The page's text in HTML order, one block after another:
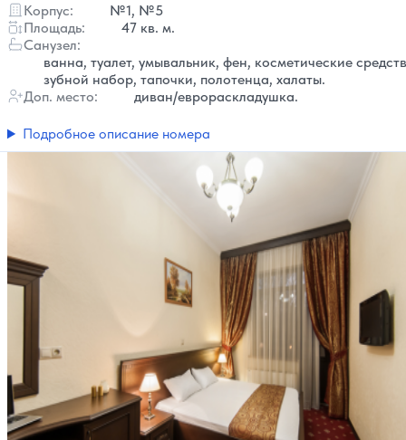
Корпус:
№1, №5
Площадь:
47 кв. м.
Санузел:
ванна, туалет, умывальник, фен, косметические
зубной набор, тапочки, полотенца, халаты.
Доп. место:
диван/еврораскладушка.
Подробное описание номера